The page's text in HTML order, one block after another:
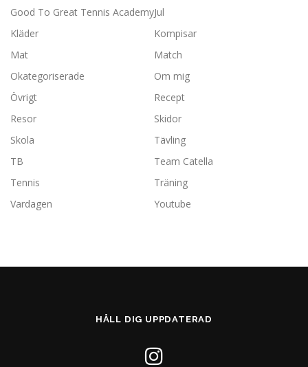
Good To Great Tennis AcademyJul
Kläder
Kompisar
Mat
Match
Okategoriserade
Om mig
Övrigt
Recept
Resor
Skidor
Skola
Tävling
TB
Team Catella
Tennis
Träning
Vardagen
Youtube
HÅLL DIG UPPDATERAD